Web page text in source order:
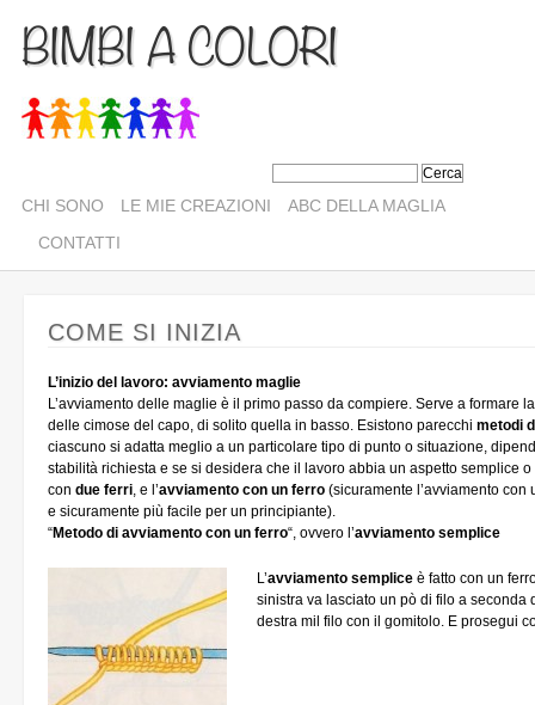
BIMBI A COLORI
CHI SONO LE MIE CREAZIONI
ABC DELLA MAGLIA
CONTATTI
COME SI INIZIA
L’inizio del lavoro: avviamento maglie
L’avviamento delle maglie è il primo passo da compiere. Serve a formare
delle cimose del capo, di solito quella in basso. Esistono parecchi metodi
ciascuno si adatta meglio a un particolare tipo di punto o situazione,
stabilità richiesta e se si desidera che il lavoro abbia un aspetto semplice o
con due ferri, e l’avviamento con un ferro (sicuramente l’avviamento
e sicuramente più facile per un principiante).
“Metodo di avviamento con un ferro“, ovvero l’avviamento semplice
L’avviamento semplice è fatto con un
sinistra va lasciato un pò di filo a seconda
destra mil filo con il gomitolo. E prosegui